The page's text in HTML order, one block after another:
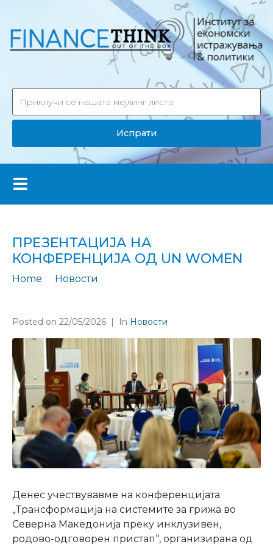
Испрати
ПРЕЗЕНТАЦИЈА НА
КОНФЕРЕНЦИЈА ОД UN WOMEN
Home
Новости
Posted on 22/05/2026 In Новости
Денес учествувавме на конференцијата
„Трансформација на системите за грижа во
Северна Македонија преку инклузивен,
родово-одговорен пристап“, организирана од